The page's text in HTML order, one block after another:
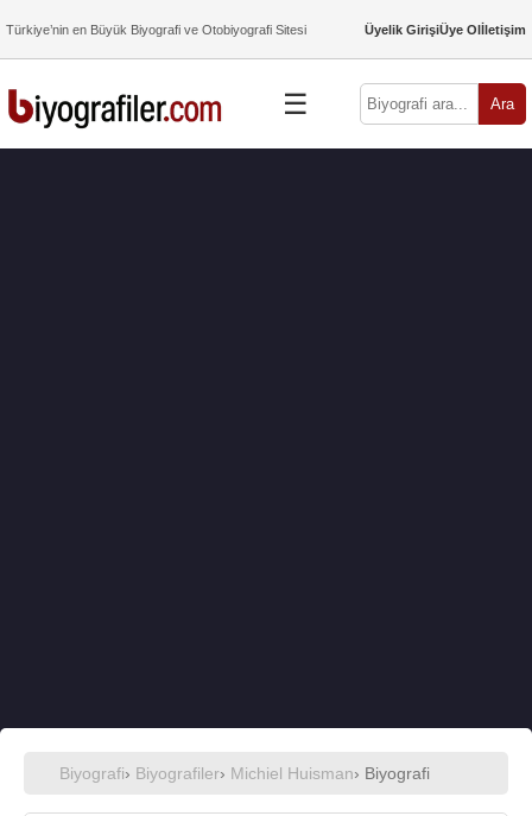
Türkiye’nin en Büyük Biyografi ve Otobiyografi Sitesi Üyelik GirişiÜye Olİletişim
☰ Ara
Biyografi› Biyografiler› Michiel Huisman› Biyografi